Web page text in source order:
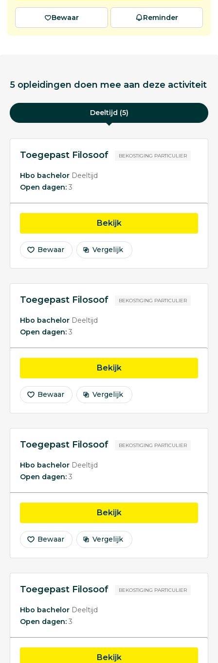
Bewaar Reminder
5 opleidingen doen mee aan deze activiteit
Deeltijd (5)
Toegepast Filosoof BEKOSTIGING PARTICULIER
Hbo bachelor Deeltijd
Open dagen: 3
Bekijkopleiding Toegepast
Bewaar Vergelijk
Toegepast Filosoof BEKOSTIGING PARTICULIER
Hbo bachelor Deeltijd
Open dagen: 3
Bekijkopleiding Toegepast
Bewaar Vergelijk
Toegepast Filosoof BEKOSTIGING PARTICULIER
Hbo bachelor Deeltijd
Open dagen: 3
Bekijkopleiding Toegepast
Bewaar Vergelijk
Toegepast Filosoof BEKOSTIGING PARTICULIER
Hbo bachelor Deeltijd
Open dagen: 3
Bekijkopleiding Toegepast